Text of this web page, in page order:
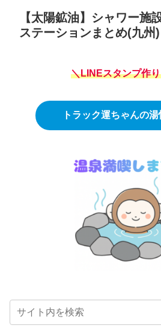
【太陽鉱油】シャワー施
ステーションまとめ(九州)
＼LINEスタンプ作
トラック運ちゃんの